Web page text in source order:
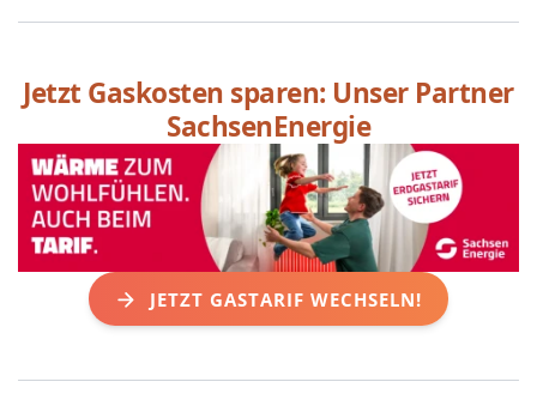
Jetzt Gaskosten sparen: Unser Partner
SachsenEnergie
JETZT GASTARIF WECHSELN!